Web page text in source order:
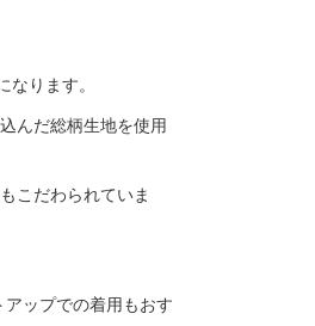
なります。
んだ総柄生地を使用
こだわられていま
ップでの着用もおす